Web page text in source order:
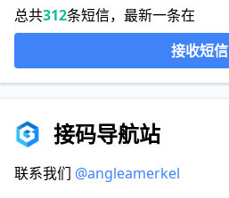
总共312条短信，最新一条在
接收短信
接码导航站
联系我们 @angleamerkel